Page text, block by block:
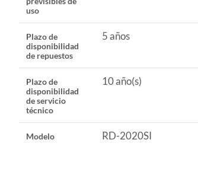
Duración en condiciones previsibles de uso
Plazo de disponibilidad de repuestos
Plazo de disponibilidad de servicio técnico
uso
Plazo de
disponibilidad
de repuestos
5 años
Plazo de
disponibilidad
de servicio
técnico
10 año(s)
Modelo RD-2020SI